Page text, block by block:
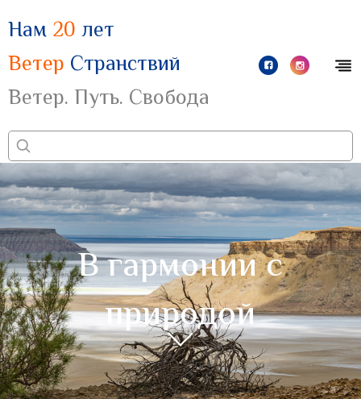
Нам 20 лет
Ветер Странствий
Ветер. Путь. Свобода
В гармонии с
природой